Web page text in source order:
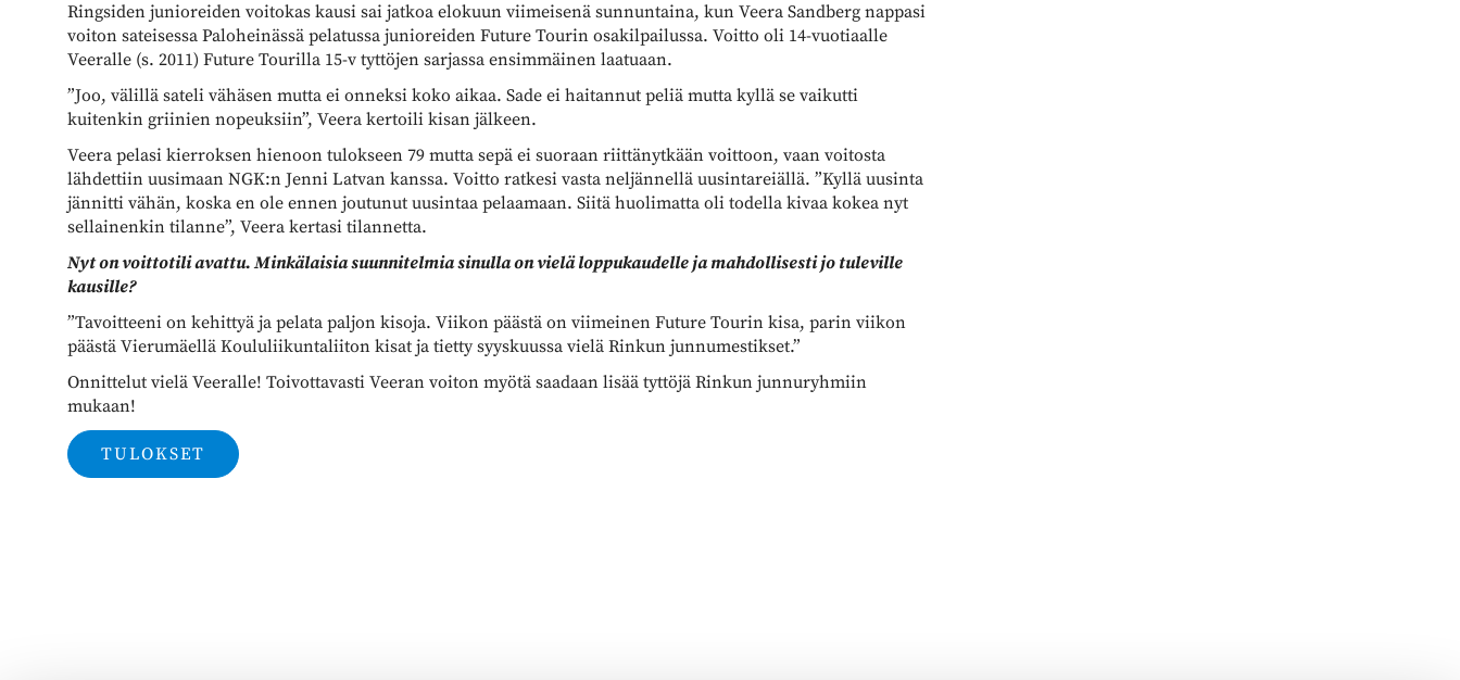
Ringsiden junioreiden voitokas kausi sai jatkoa elokuun viimeisenä sunnuntaina, kun Veera Sandberg nappasi
voiton sateisessa Paloheinässä pelatussa junioreiden Future Tourin osakilpailussa. Voitto oli 14-vuotiaalle
Veeralle (s. 2011) Future Tourilla 15-v tyttöjen sarjassa ensimmäinen laatuaan.
”Joo, välillä sateli vähäsen mutta ei onneksi koko aikaa. Sade ei haitannut peliä mutta kyllä se vaikutti
kuitenkin griinien nopeuksiin”, Veera kertoili kisan jälkeen.
Veera pelasi kierroksen hienoon tulokseen 79 mutta sepä ei suoraan riittänytkään voittoon, vaan voitosta
lähdettiin uusimaan NGK:n Jenni Latvan kanssa. Voitto ratkesi vasta neljännellä uusintareiällä. ”Kyllä uusinta
jännitti vähän, koska en ole ennen joutunut uusintaa pelaamaan. Siitä huolimatta oli todella kivaa kokea nyt
sellainenkin tilanne”, Veera kertasi tilannetta.
Nyt on voittotili avattu. Minkälaisia suunnitelmia sinulla on vielä loppukaudelle ja mahdollisesti jo tuleville
kausille?
”Tavoitteeni on kehittyä ja pelata paljon kisoja. Viikon päästä on viimeinen Future Tourin kisa, parin viikon
päästä Vierumäellä Koululiikuntaliiton kisat ja tietty syyskuussa vielä Rinkun junnumestikset.”
Onnittelut vielä Veeralle! Toivottavasti Veeran voiton myötä saadaan lisää tyttöjä Rinkun junnuryhmiin
mukaan!
TULOKSET